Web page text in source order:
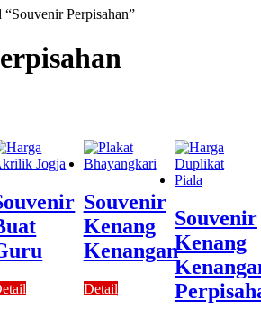
“Souvenir Perpisahan”
Souvenir
Kenang
Kenangan
Detail
Souvenir
Kenang